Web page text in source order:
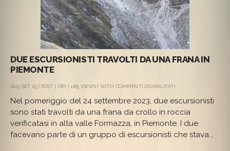
DUE ESCURSIONISTI TRAVOLTI DA UNA FRANA IN
PIEMONTE
2023 SET 25 | POST | IRPI | 1185 VIEWS | WITH COMMENTI DISABILITATISU
ESCURSIONISTI
TRAVOLTI
DA
UNA
FRANA
Nel pomeriggio del 24 settembre 2023, due escursionisti
sono stati travolti da una frana da crollo in roccia
verificatasi in alta valle Formazza, in Piemonte. I due
facevano parte di un gruppo di escursionisti che stava...